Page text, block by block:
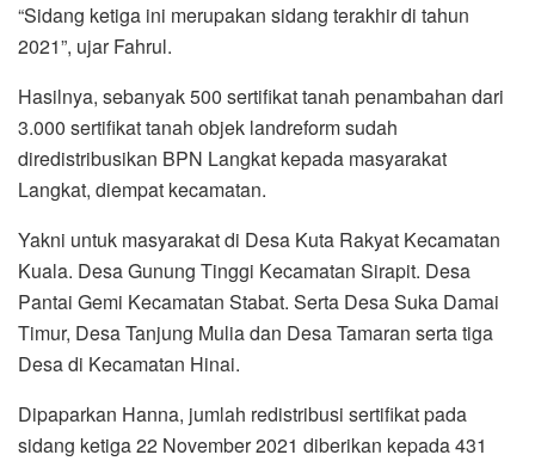
“Sidang ketiga ini merupakan sidang terakhir di tahun
2021”, ujar Fahrul.
Hasilnya, sebanyak 500 sertifikat tanah penambahan dari
3.000 sertifikat tanah objek landreform sudah
diredistribusikan BPN Langkat kepada masyarakat
Langkat, diempat kecamatan.
Yakni untuk masyarakat di Desa Kuta Rakyat Kecamatan
Kuala. Desa Gunung Tinggi Kecamatan Sirapit. Desa
Pantai Gemi Kecamatan Stabat. Serta Desa Suka Damai
Timur, Desa Tanjung Mulia dan Desa Tamaran serta tiga
Desa di Kecamatan Hinai.
Dipaparkan Hanna, jumlah redistribusi sertifikat pada
sidang ketiga 22 November 2021 diberikan kepada 431